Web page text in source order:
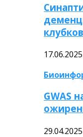
17.06.2025
GWAS
29.04.2025